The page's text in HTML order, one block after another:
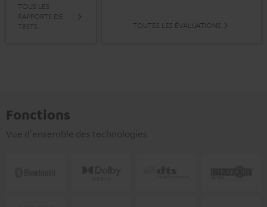
TOUS LES
RAPPORTS DE
TESTS
TOUTES LES ÉVALUATIONS
Fonctions
Vue d'ensemble des technologies